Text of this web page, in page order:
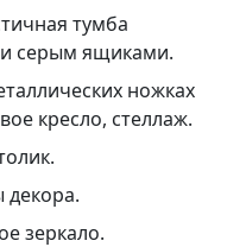
тумба
серым ящиками.
ножках
кресло, стеллаж.
декора.
зеркало.